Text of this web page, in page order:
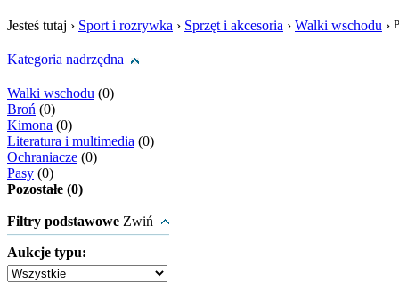
Jesteś tutaj › Sport i rozrywka › Sprzęt i akcesoria › Walki wschodu ›
Kategoria nadrzędna
Walki wschodu (0)
Broń (0)
Kimona (0)
Literatura i multimedia (0)
Ochraniacze (0)
Pasy (0)
Pozostałe (0)
Filtry podstawowe Zwiń
Aukcje typu: